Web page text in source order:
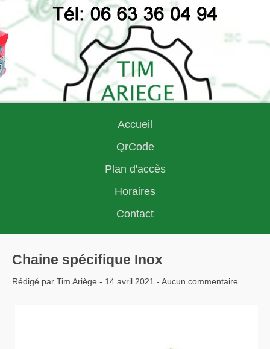
Accueil
QrCode
Plan d'accès
Horaires
Contact
Chaine spécifique Inox
Rédigé par Tim Ariège - 14 avril 2021 - Aucun commentaire